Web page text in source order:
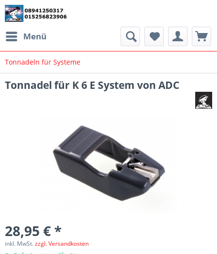
Menü
Tonnadeln für Systeme
Tonnadel für K 6 E System von ADC
28,95 € *
inkl. MwSt.zzgl. Versandkosten